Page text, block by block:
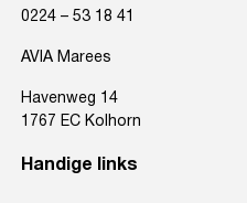
0224 – 53 18 41
AVIA Marees
Havenweg 14
1767 EC Kolhorn
Handige links